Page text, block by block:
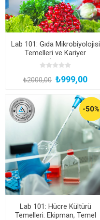
Lab 101: Gıda Mikrobiyolojisi
Temelleri ve Kariyer
Stratejileri (Katılım Belgeli,
Kayıttan Hemen İzle)
₺2000,00 ₺999,00
-50%
Lab 101: Hücre Kültürü
Temelleri: Ekipman, Temel